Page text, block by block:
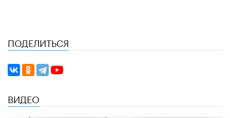
ПОДЕЛИТЬСЯ
ВИДЕО